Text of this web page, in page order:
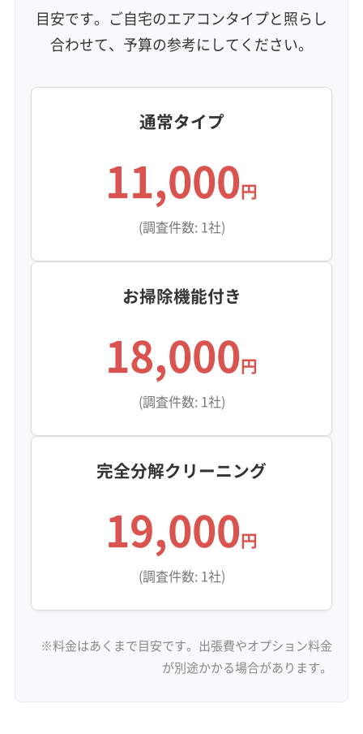
定額料金 複数台割引 初回割引
定期メンテナンス
目安です。ご自宅のエアコンタイプと照らし
合わせて、予算の参考にしてください。
通常タイプ
11,000円
(調査件数: 1社)
お掃除機能付き
18,000円
(調査件数: 1社)
完全分解クリーニング
19,000円
(調査件数: 1社)
※料金はあくまで目安です。出張費やオプション料金
が別途かかる場合があります。